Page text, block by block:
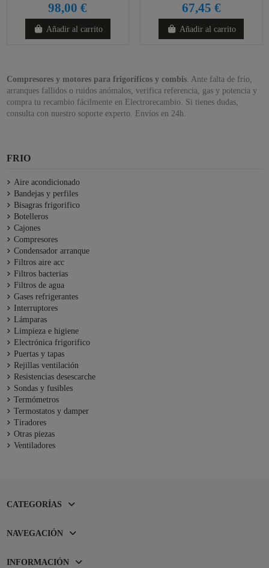
98,00 €
Añadir al carrito
67,45 €
Añadir al carrito
Compresores y motores para frigoríficos y combis. Ante falta de frío,
arranques fallidos o ruidos anómalos, verifica referencia, gas y potencia y
compra tu recambio fácilmente en Electrorecambio. Si tienes dudas,
consulta con nuestro soporte experto. Envíos en 24h.
FRIO
Aire acondicionado
Bandejas y perfiles
Bisagras frigorifico
Botelleros
Cajones
Compresores
Condensador arranque
Filtros aire acc
Filtros bacterias
Filtros de agua
Gases refrigerantes
Interruptores
Lámparas
Limpieza e higiene
Electrónica frigorifico
Puertas y tapas
Rejillas ventilación
Resistencias desescarche
Sondas y fusibles
Termómetros
Termostatos y damper
Tiradores
Otras piezas
Ventiladores
CATEGORÍAS
NAVEGACIÓN
INFORMACIÓN